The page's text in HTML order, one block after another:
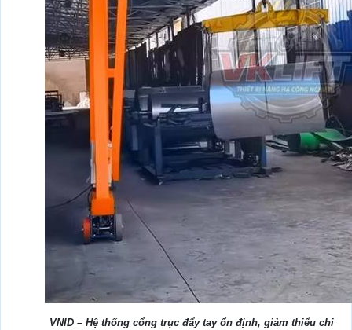
VNID – Hệ thống cổng trục đẩy tay ổn định, giảm thiểu chi